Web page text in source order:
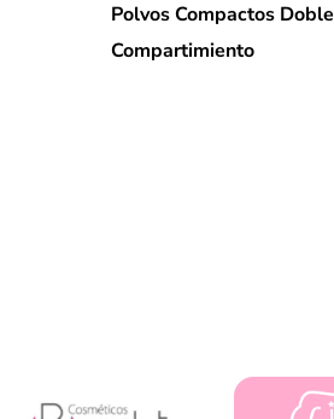
Polvos Compactos Doble
Compartimiento